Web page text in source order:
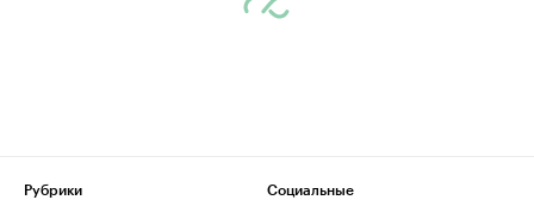
Рубрики
Социальные